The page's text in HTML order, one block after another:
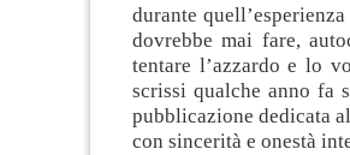
durante
dovrebbe mai fare,
tentare l’azzardo e lo
scrissi qualche anno fa
pubblicazione dedicata
con sincerità e onestà